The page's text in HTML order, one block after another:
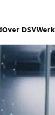
Over DSV